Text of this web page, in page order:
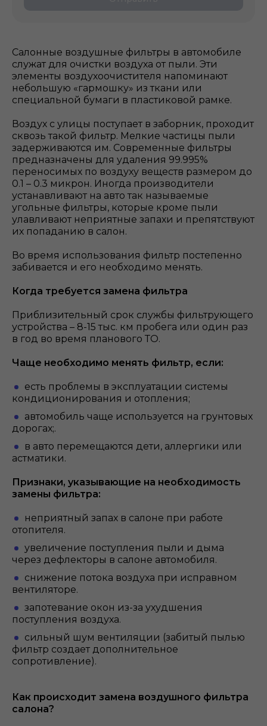
Салонные воздушные фильтры в автомобиле
служат для очистки воздуха от пыли. Эти
элементы воздухоочистителя напоминают
небольшую «гармошку» из ткани или
специальной бумаги в пластиковой рамке.
Воздух с улицы поступает в заборник, проходит
сквозь такой фильтр. Мелкие частицы пыли
задерживаются им. Современные фильтры
предназначены для удаления 99.995%
переносимых по воздуху веществ размером до
0.1 – 0.3 микрон. Иногда производители
устанавливают на авто так называемые
угольные фильтры, которые кроме пыли
улавливают неприятные запахи и препятствуют
их попаданию в салон.
Во время использования фильтр постепенно
забивается и его необходимо менять.
Когда требуется замена фильтра
Приблизительный срок службы фильтрующего
устройства – 8-15 тыс. км пробега или один раз
в год во время планового ТО.
Чаще необходимо менять фильтр, если:
есть проблемы в эксплуатации системы
кондиционирования и отопления;
автомобиль чаще используется на грунтовых
дорогах;.
в авто перемещаются дети, аллергики или
астматики.
Признаки, указывающие на необходимость
замены фильтра:
неприятный запах в салоне при работе
отопителя.
увеличение поступления пыли и дыма
через дефлекторы в салоне автомобиля.
снижение потока воздуха при исправном
вентиляторе.
запотевание окон из-за ухудшения
поступления воздуха.
сильный шум вентиляции (забитый пылью
фильтр создает дополнительное
сопротивление).
Как происходит замена воздушного фильтра
салона?